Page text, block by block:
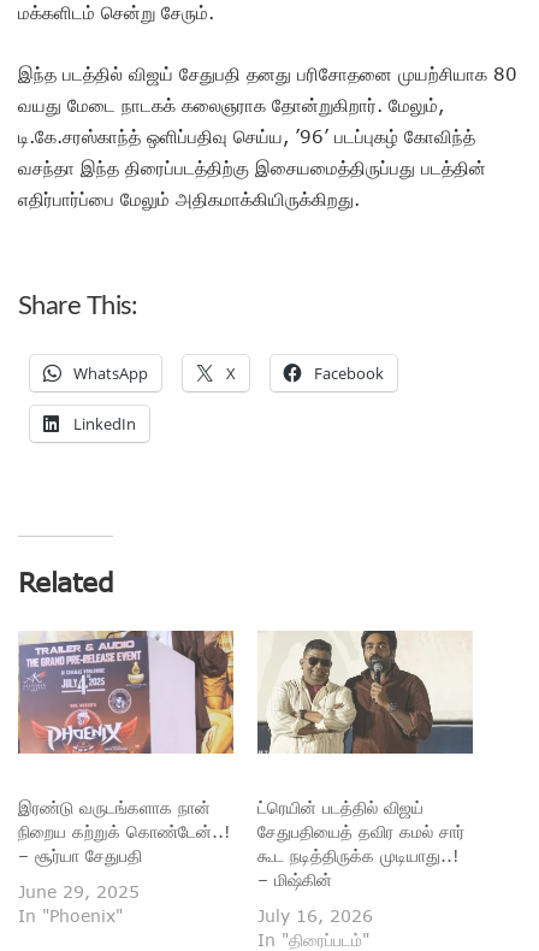
மக்களிடம் சென்று சேரும்.
இந்த படத்தில் விஜய் சேதுபதி தனது பரிசோதனை முயற்சியாக 80
வயது மேடை நாடகக் கலைஞராக தோன்றுகிறார். மேலும்,
டி.கே.சரஸ்காந்த் ஒளிப்பதிவு செய்ய, ’96’ படப்புகழ் கோவிந்த்
வசந்தா இந்த திரைப்படத்திற்கு இசையமைத்திருப்பது படத்தின்
எதிர்பார்ப்பை மேலும் அதிகமாக்கியிருக்கிறது.
Share This:
WhatsApp X Facebook
LinkedIn
Related
இரண்டு வருடங்களாக நான்
நிறைய கற்றுக் கொண்டேன்..!
– சூர்யா சேதுபதி
June 29, 2025
In "Phoenix"
ட்ரெயின் படத்தில் விஜய்
சேதுபதியைத் தவிர கமல் சார்
கூட நடித்திருக்க முடியாது..!
– மிஷ்கின்
July 16, 2026
In "திரைப்படம்"